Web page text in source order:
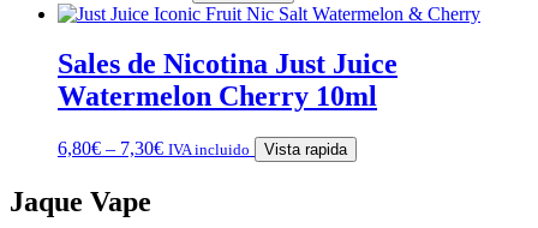
Sales de Nicotina Just Juice
Watermelon Cherry 10ml
6,80€ – 7,30€ IVA incluido Vista rapida
Jaque Vape